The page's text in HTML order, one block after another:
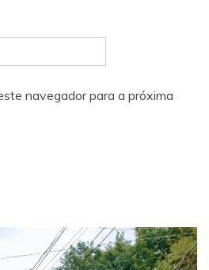
navegador para a próxima